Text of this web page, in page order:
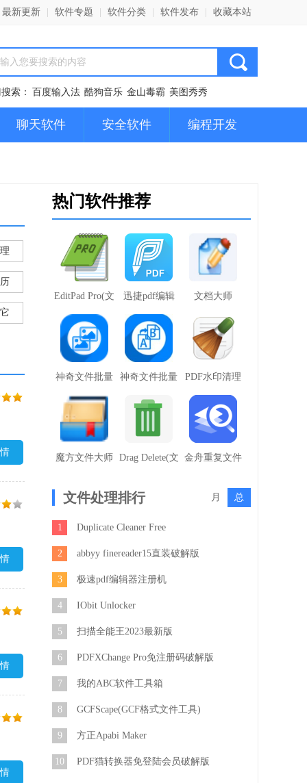
最新更新 软件专题 软件分类 软件发布 收藏本站
索： 百度输入法 酷狗音乐 金山毒霸 美图秀秀
聊天软件 安全软件 编程开发
热门软件推荐
EditPad Pro(文
迅捷pdf编辑
文档大师
神奇文件批量
神奇文件批量
PDF水印清理
魔方文件大师
Drag Delete(文 金舟重复文件
文件处理排行 月 总
1 Duplicate Cleaner Free
2 abbyy finereader15直装破解版
3 极速pdf编辑器注册机
4 IObit Unlocker
5 扫描全能王2023最新版
6 PDFXChange Pro免注册码破解版
7 我的ABC软件工具箱
8 GCFScape(GCF格式文件工具)
9 方正Apabi Maker
10 PDF猫转换器免登陆会员破解版